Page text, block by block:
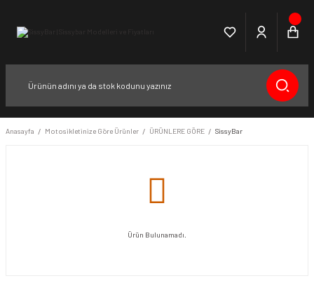
Anasayfa Motosikletinize Göre Ürünler ÜRÜNLERE GÖRE SissyBar
Ürün Bulunamadı.